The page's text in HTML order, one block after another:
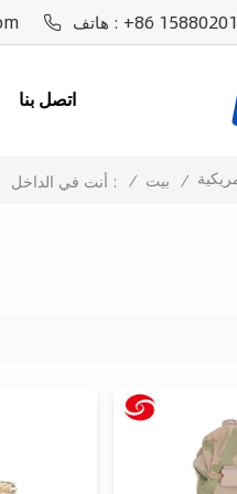
هاتف : +86
اتصل بنا
أنت في الداخل : / بيت /